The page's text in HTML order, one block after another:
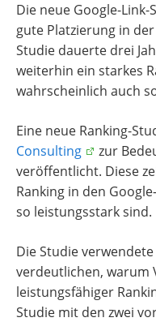
Die neue Google-
gute Platzierung in
Studie dauerte drei
weiterhin ein starkes
wahrscheinlich auch
Eine neue Ranking-
Consulting
zur
veröffentlicht. Diese
Ranking in den
so leistungsstark sind.
Die Studie
verdeutlichen, warum
leistungsfähiger
Studie mit den zwei